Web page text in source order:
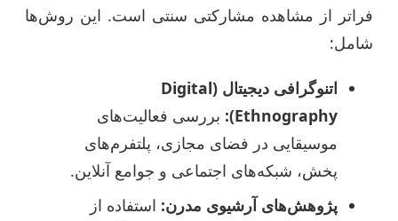
فراتر از مشاهده مشارکتی سنتی است. این روش‌ها
شامل:
اتنوگرافی دیجیتال (Digital
Ethnography):
بررسی فعالیت‌های
موسیقایی در فضای مجازی، پلتفرم‌های
پخش، شبکه‌های اجتماعی و جوامع آنلاین.
پژوهش‌های آرشیوی مدرن: استفاده از